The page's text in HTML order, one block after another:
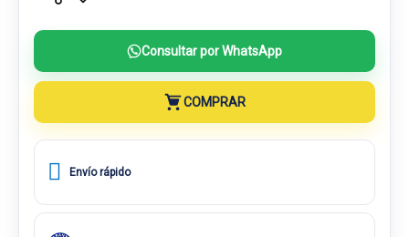
Consultar por WhatsApp
COMPRAR
Envío rápido